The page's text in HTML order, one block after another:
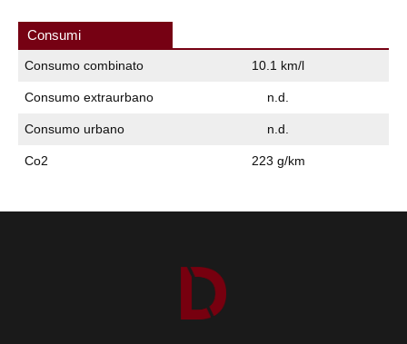
Consumi
Consumo combinato 10.1 km/l
Consumo extraurbano n.d.
Consumo urbano n.d.
Co2 223 g/km